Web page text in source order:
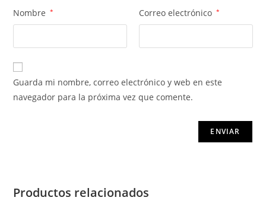
Nombre * Correo electrónico *
Guarda mi nombre, correo electrónico y web en este
navegador para la próxima vez que comente.
Productos relacionados